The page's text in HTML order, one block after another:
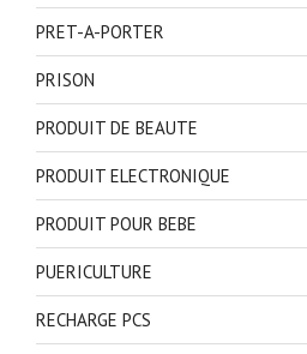
PRET-A-PORTER
PRISON
PRODUIT DE BEAUTE
PRODUIT ELECTRONIQUE
PRODUIT POUR BEBE
PUERICULTURE
RECHARGE PCS